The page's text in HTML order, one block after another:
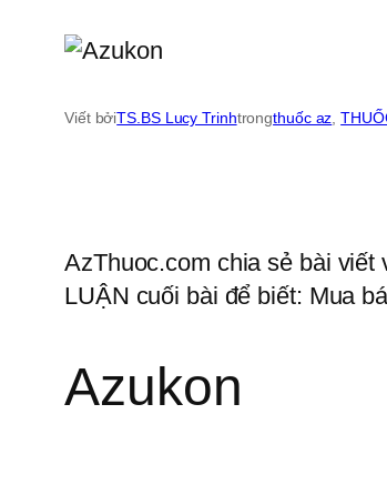
Viết bởiTS.BS Lucy Trinhtrongthuốc az,
AzThuoc.com chia sẻ bài
LUẬN cuối bài để biết: Mua
Azukon